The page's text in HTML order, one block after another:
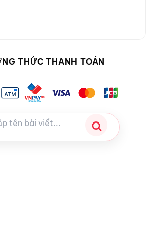
THỨC THANH TOÁN